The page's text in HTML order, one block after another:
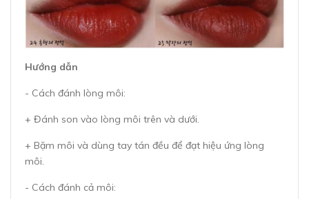
Hướng dẫn
- Cách đánh lòng môi:
+ Đánh son vào lòng môi trên và dưới.
+ Bặm môi và dùng tay tán đều để đạt hiệu ứng lòng
môi.
- Cách đánh cả môi: